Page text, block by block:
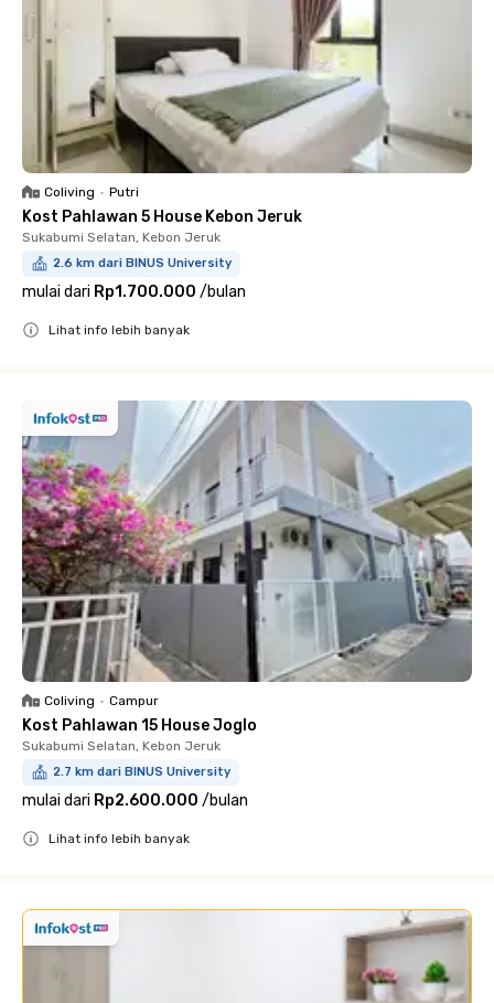
Coliving • Putri
Kost Pahlawan 5 House Kebon Jeruk
Sukabumi Selatan, Kebon Jeruk
2.6 km dari BINUS University
mulai dari Rp1.700.000 /bulan
Lihat info lebih banyak
Coliving • Campur
Kost Pahlawan 15 House Joglo
Sukabumi Selatan, Kebon Jeruk
2.7 km dari BINUS University
mulai dari Rp2.600.000 /bulan
Lihat info lebih banyak